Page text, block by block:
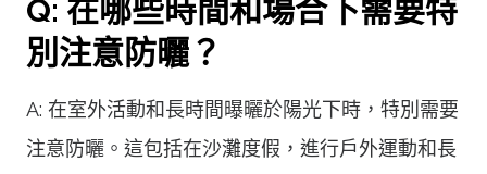
Q: 在哪些時間和場合下需要特
別注意防曬？
A: 在室外活動和長時間曝曬於陽光下時，特別需要
注意防曬。這包括在沙灘度假，進行戶外運動和長